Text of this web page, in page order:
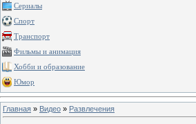
Сериалы
Спорт
Транспорт
Фильмы и анимация
Хобби и образование
Юмор
Главная » Видео » Развлечения